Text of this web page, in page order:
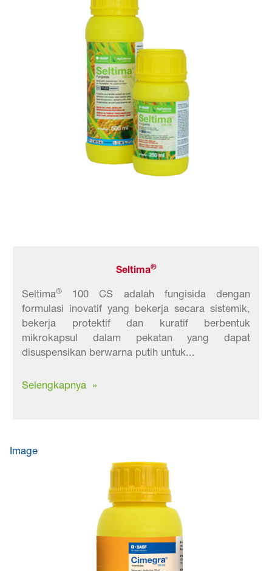
Seltima®
Seltima®
100 CS adalah fungisida dengan
formulasi inovatif yang bekerja secara sistemik,
bekerja protektif dan kuratif berbentuk
mikrokapsul dalam pekatan yang dapat
disuspensikan berwarna putih untuk...
Selengkapnya »
Image